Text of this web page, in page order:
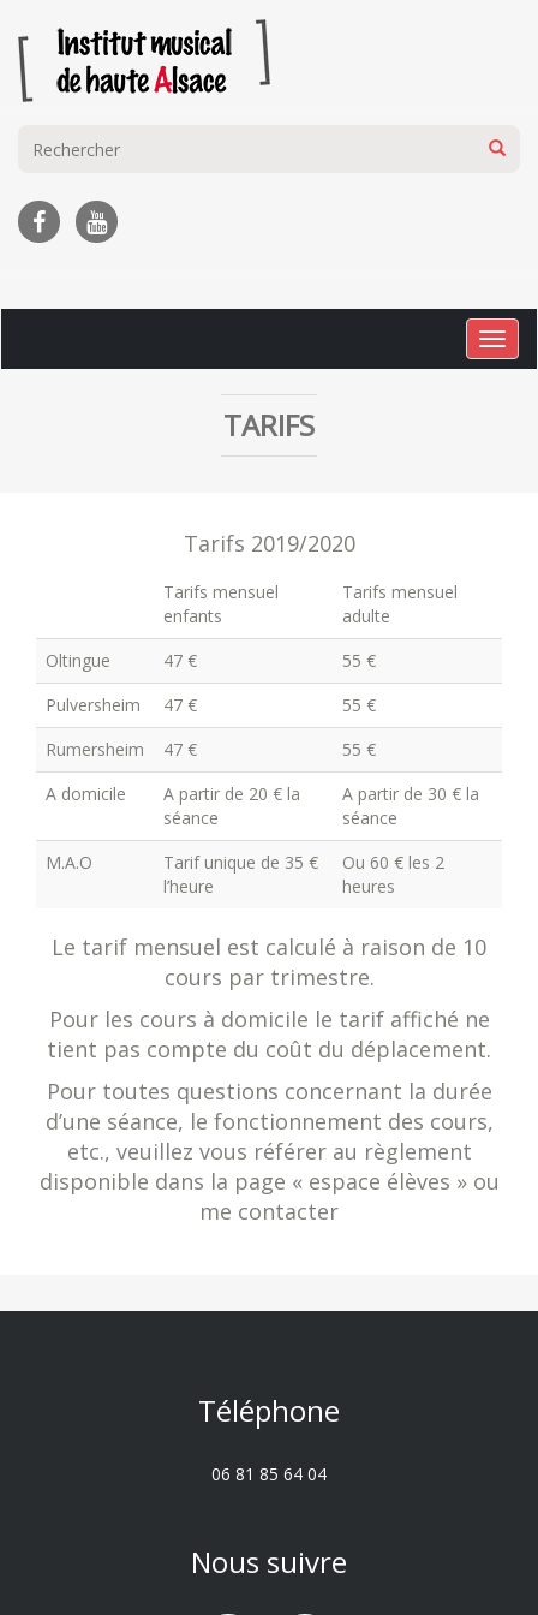
TARIFS
Tarifs 2019/2020
Tarifs mensuel
enfants
Tarifs mensuel
adulte
Oltingue
47 €
55 €
Pulversheim
47 €
55 €
Rumersheim
47 €
55 €
A domicile
A partir de 20 € la
séance
A partir de 30 € la
séance
M.A.O
Tarif unique de 35 €
l’heure
Ou 60 € les 2
heures
Le tarif mensuel est calculé à raison de 10
cours par trimestre.
Pour les cours à domicile le tarif affiché ne
tient pas compte du coût du déplacement.
Pour toutes questions concernant la durée
d’une séance, le fonctionnement des cours,
etc., veuillez vous référer au règlement
disponible dans la page « espace élèves » ou
me contacter
Téléphone
06 81 85 64 04
Nous suivre